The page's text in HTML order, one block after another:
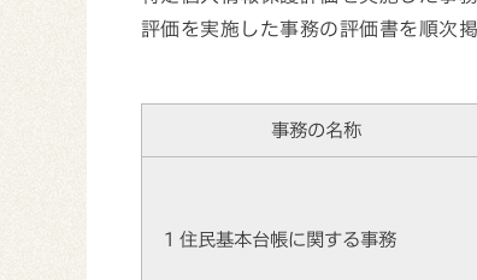
評価を実施した事務の評価書を順次
事務の名称
1 住民基本台帳に関する事務